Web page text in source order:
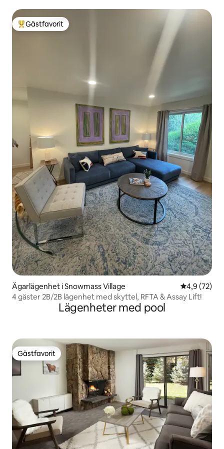
Populär gästfavorit
Gästfavorit
Ägarlägenhet i Snowmass Village 4,9 av 5 i
4,9 (72)
4 gäster 2B/2B lägenhet med skyttel, RFTA & Assay Lift!
Lägenheter med pool
Gästfavorit
Gästfavorit